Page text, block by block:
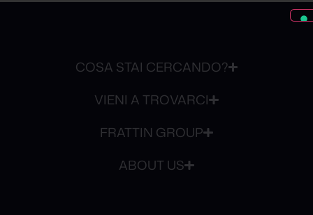
COSA STAI CERCANDO?
VIENI A TROVARCI
FRATTIN GROUP
ABOUT US